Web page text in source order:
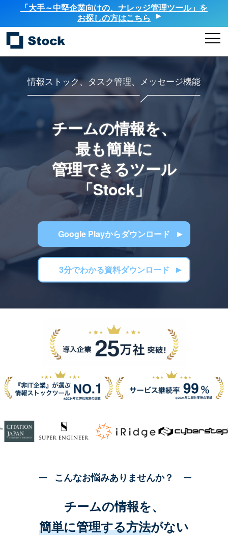
「大手～中堅企業向けの、ナレッジ管理ツール」を
お探しの方はこちら
情報ストック、タスク管理、メッセージ機能
チームの情報を、
最も簡単に
管理できるツール
「Stock」
Google Playからダウンロード
3分でわかる資料ダウンロード
こんなお悩みありませんか？
チームの情報を、
簡単に管理する方法がない